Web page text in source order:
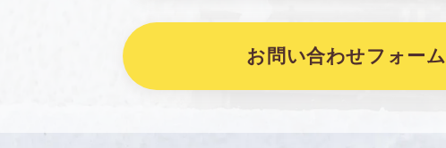
お問い合わせフォーム